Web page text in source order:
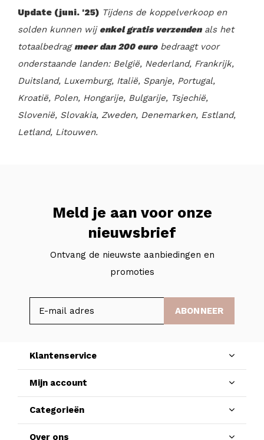
Update (juni. '25) Tijdens de koppelverkoop en
solden kunnen wij enkel gratis verzendenals het
totaalbedragmeer dan 200 eurobedraagt voor
onderstaande landen: België, Nederland, Frankrijk,
Duitsland, Luxemburg, Italië, Spanje, Portugal,
Kroatië, Polen, Hongarije, Bulgarije, Tsjechië,
Slovenië, Slovakia, Zweden, Denemarken, Estland,
Letland, Litouwen.
Meld je aan voor onze
nieuwsbrief
Ontvang de nieuwste aanbiedingen en
promoties
ABONNEER
Klantenservice
Mijn account
Categorieën
Over ons